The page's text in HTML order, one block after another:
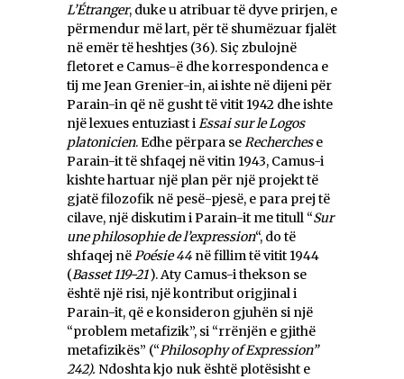
L’Étranger, duke u atribuar të dyve prirjen, e
përmendur më lart, për të shumëzuar fjalët
në emër të heshtjes (36). Siç zbulojnë
fletoret e Camus-ë dhe korrespondenca e
tij me Jean Grenier-in, ai ishte në dijeni për
Parain-in që në gusht të vitit 1942 dhe ishte
një lexues entuziast iEssai sur le Logos
platonicien. Edhe përpara seRecherchese
Parain-it të shfaqej në vitin 1943, Camus-i
kishte hartuar një plan për një projekt të
gjatë filozofik në pesë-pjesë, e para prej të
cilave, një diskutim i Parain-it me titull “Sur
une philosophie del’expression“, do të
shfaqej nëPoésie 44 në fillim të vitit 1944
(Basset 119-21). Aty Camus-i thekson se
është një risi, një kontribut origjinal i
Parain-it, që e konsideron gjuhën si një
“problem metafizik”, si “rrënjën e gjithë
metafizikës” (“Philosophy of Expression”
242). Ndoshta kjo nuk është plotësisht e